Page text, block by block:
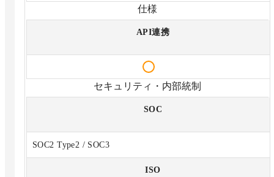
仕様
API連携
セキュリティ・内部統制
SOC
SOC2 Type2 / SOC3
ISO